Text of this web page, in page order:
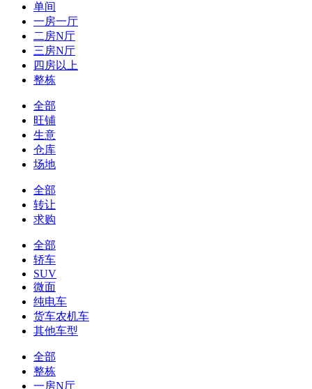
单间
一房一厅
二房N厅
三房N厅
四房以上
整栋
全部
旺铺
生意
仓库
场地
全部
转让
求购
全部
轿车
SUV
微面
纯电车
货车农机车
其他车型
全部
整栋
一房N厅